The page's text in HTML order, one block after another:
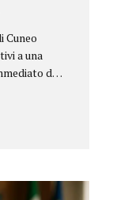
Cuneo
a una
del